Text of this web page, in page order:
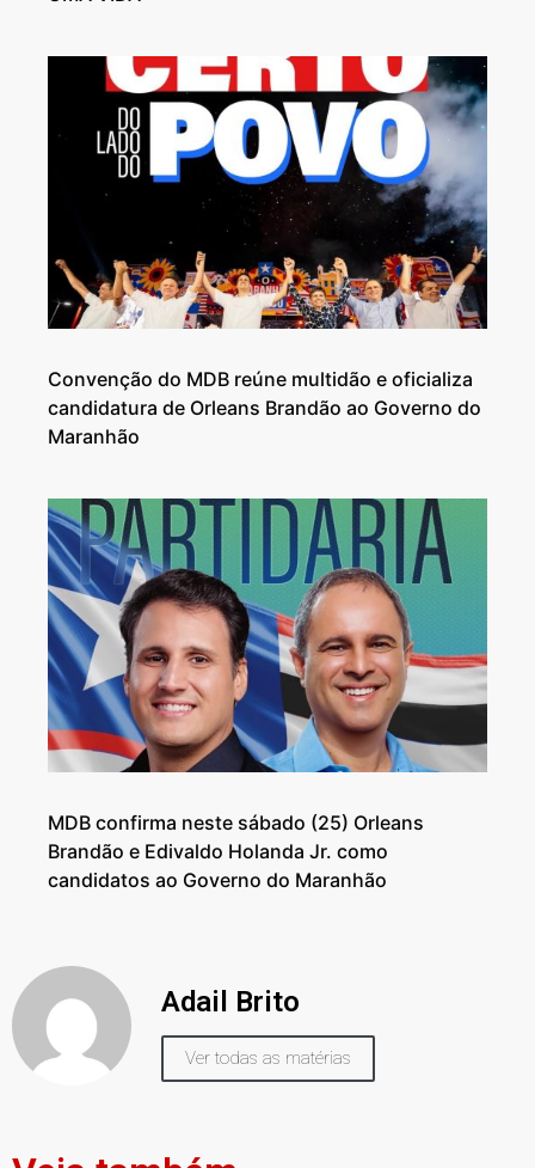
Convenção do MDB reúne multidão e oficializa
candidatura de Orleans Brandão ao Governo do
Maranhão
MDB confirma neste sábado (25) Orleans
Brandão e Edivaldo Holanda Jr. como
candidatos ao Governo do Maranhão
Adail Brito
Ver todas as matérias